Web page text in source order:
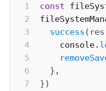
const
success ( res
    console
.
} ,
} )